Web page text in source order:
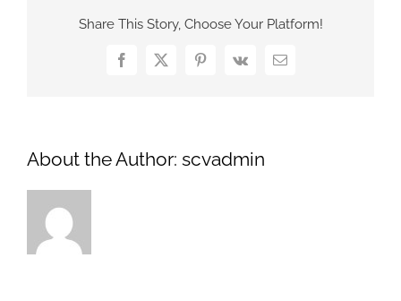
Share This Story, Choose Your Platform!
Facebook
X Pinterest
Vk Email
About the Author: scvadmin